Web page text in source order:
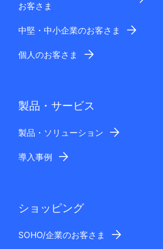
お客さま
中堅・中小企業のお客さま
個人のお客さま
製品・サービス
製品・ソリューション
導入事例
ショッピング
SOHO/企業のお客さま